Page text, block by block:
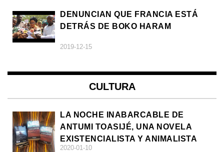
DENUNCIAN QUE FRANCIA ESTÁ
DETRÁS DE BOKO HARAM
2019-12-15
CULTURA
LA NOCHE INABARCABLE DE
ANTUMI TOASIJÉ, UNA NOVELA
EXISTENCIALISTA Y ANIMALISTA
2020-01-10